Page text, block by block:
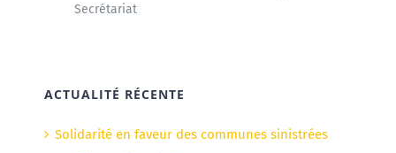
Secrétariat
ACTUALITÉ RÉCENTE
Solidarité en faveur des communes sinistrées